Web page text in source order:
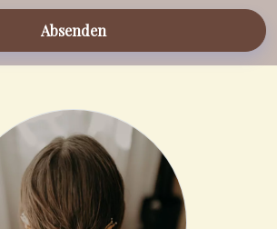
Absenden